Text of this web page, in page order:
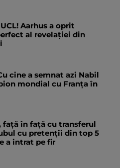
Aarhus a oprit
al revelației din
cine a semnat azi Nabil
mondial cu Franța în
față în față cu transferul
cu pretenții din top 5
a intrat pe fir